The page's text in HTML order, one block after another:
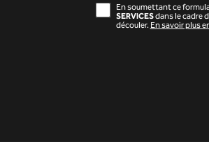
En soumettant ce
SERVICESdans le cadre
découler.En savoir plus